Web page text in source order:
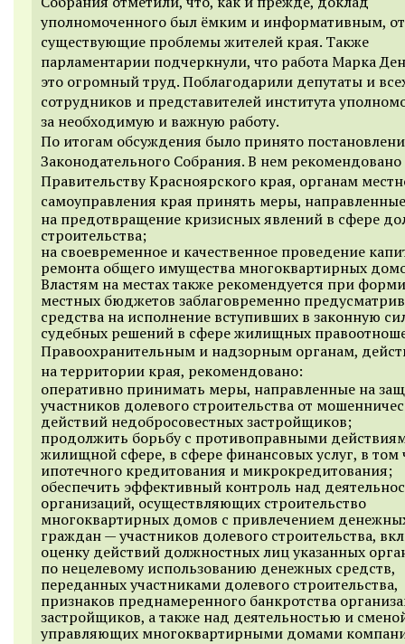
уполномоченного был ёмким и информативным,
существующие проблемы жителей края. Также
парламентарии подчеркнули, что работа Марка
это огромный труд. Поблагодарили депутаты и
сотрудников и представителей института
за необходимую и важную работу.
По итогам обсуждения было принято
Законодательного Собрания. В нем рекомендовано
Правительству Красноярского края, органам
самоуправления края принять меры,
на предотвращение кризисных явлений в сфере
строительства;
на своевременное и качественное проведение
ремонта общего имущества многоквартирных
Властям на местах также рекомендуется при
местных бюджетов заблаговременно
средства на исполнение вступивших в законную
судебных решений в сфере жилищных
Правоохранительным и надзорным органам,
на территории края, рекомендовано:
оперативно принимать меры, направленные на
участников долевого строительства от
действий недобросовестных застройщиков;
продолжить борьбу с противоправными
жилищной сфере, в сфере финансовых услуг, в том
ипотечного кредитования и микрокредитования;
обеспечить эффективный контроль над
организаций, осуществляющих строительство
многоквартирных домов с привлечением
граждан — участников долевого строительства,
оценку действий должностных лиц указанных
по нецелевому использованию денежных средств,
переданных участниками долевого строительства,
признаков преднамеренного банкротства
застройщиков, а также над деятельностью и
управляющих многоквартирными домами